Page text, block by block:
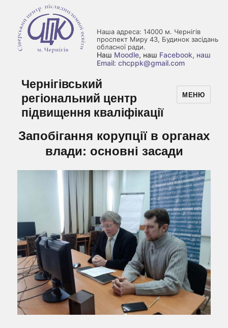
Наша адреса: 14000 м. Чернігів
проспект Миру 43, Будинок засідань
обласної ради.
Наш Moodle, наш Facebook, наш
Email: chcppk@gmail.com
Чернігівський
регіональний центр
підвищення кваліфікації
МЕНЮ
Запобігання корупції в органах
влади: основні засади